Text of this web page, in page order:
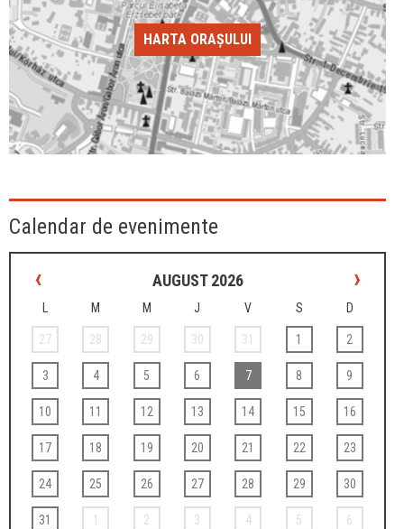
HARTA ORAȘULUI
Calendar de evenimente
‹ AUGUST 2026 ›
L M M J V S D
27 28 29 30 31 1 2
3 4 5 6 7 8 9
10 11 12 13 14 15 16
17 18 19 20 21 22 23
24 25 26 27 28 29 30
31 1 2 3 4 5 6